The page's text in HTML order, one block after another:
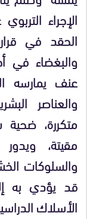
الإجراء
الحقد في
والبغضاء في
عنف يمارسه
والعناصر
متكررة،
مقيتة،
والسلوكات
قد يؤدي به
الأسلاك